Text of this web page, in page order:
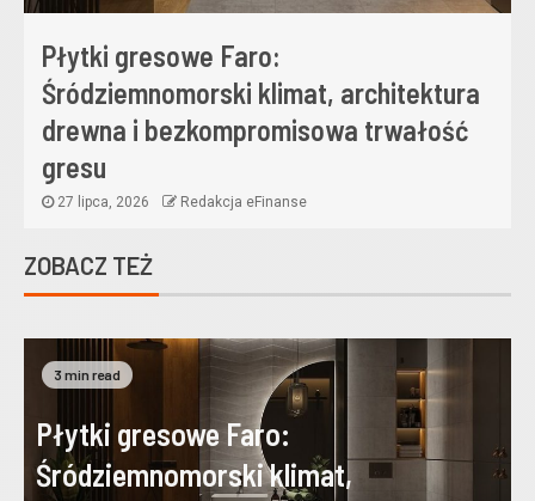
Płytki gresowe Faro:
Śródziemnomorski klimat, architektura
drewna i bezkompromisowa trwałość
gresu
27 lipca, 2026 Redakcja eFinanse
ZOBACZ TEŻ
3 min read
Płytki gresowe Faro:
Śródziemnomorski klimat,